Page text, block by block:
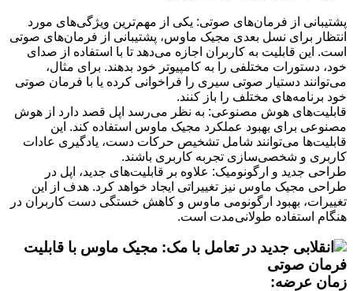
پشتیبانی از فرمان‌های صوتی: یکی از مهم‌ترین ویژگی‌های مورد
انتظار برای نسل بعدی مجیک ماوس، پشتیبانی از فرمان‌های صوتی
است. این قابلیت به کاربران اجازه می‌دهد تا با استفاده از صدای
خود، دستورات مختلفی را به کامپیوتر خود بدهند. برای مثال،
می‌توانند دستیار صوتی سیری را فراخوانی کرده یا با فرمان صوتی
خود برنامه‌های مختلف را باز کنند.
قابلیت‌های هوش مصنوعی: به نظر می‌رسد اپل قصد دارد از هوش
مصنوعی برای بهبود عملکرد مجیک ماوس استفاده کند. این
قابلیت‌ها می‌توانند شامل تشخیص حرکات دست، یادگیری عادات
کاربری و شخصی‌سازی تجربه کاربری باشند.
طراحی جدید و ارگونومیک: علاوه بر قابلیت‌های جدید، اپل در
طراحی مجیک ماوس نیز تغییراتی ایجاد خواهد کرد. هدف از این
تغییرات، بهبود ارگونومی ماوس و کاهش خستگی دست کاربران در
هنگام استفاده طولانی‌مدت است.
زمان عرضه: